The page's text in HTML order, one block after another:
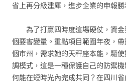
省上再分級建庫，進步企業的申報勝
為了打贏四時度這場硬仗，資
個要害變量。重點項目範圍年夜，
個市州，需求她的天秤座本能，驅
調模式，這是一種保護自己的防禦
何能在短時光內完成共同？在四川